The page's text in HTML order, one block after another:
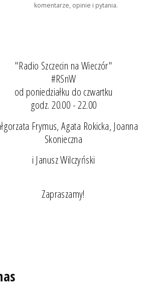
komentarze, opinie i pytania.
"Radio Szczecin na Wieczór"
#RSnW
od poniedziałku do czwartku
godz. 20.00 - 22.00
Frymus, Agata Rokicka, Joanna
Skonieczna
i Janusz Wilczyński
Zapraszamy!